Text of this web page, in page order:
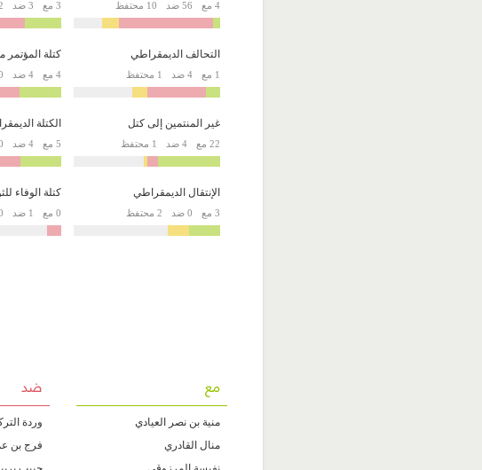
4 مع 56 ضد 10 محتفظ 3 مع 3 ضد 2
التحالف الديمقراطي
1 مع 4 ضد 1 محتفظ
كتلة المؤتمر
4 مع 4 ضد 0
غير المنتمين إلى كتل
22 مع 4 ضد 1 محتفظ
الكتلة
5 مع 4 ضد 0
الإنتقال الديمقراطي
3 مع 0 ضد 2 محتفظ
كتلة الوفاء
0 مع 1 ضد 0
مع
منية بن نصر العيادي
منال القادري
ضد
وردة
فرج بن